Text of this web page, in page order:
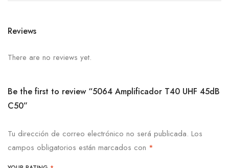
Reviews
There are no reviews yet.
Be the first to review “5064 Amplificador T40 UHF 45dB
C50”
Tu dirección de correo electrónico no será publicada. Los
campos obligatorios están marcados con *